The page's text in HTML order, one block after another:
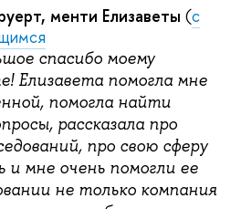
менти Елизаветы (с
спасибо моему
Елизавета помогла мне
помогла найти
рассказала про
про свою сферу
и мне очень помогли ее
не только компания